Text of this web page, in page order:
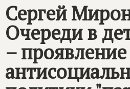
Сергей
Очереди в
– проявление